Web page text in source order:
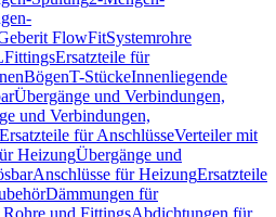
FlowFitSystemrohre
FittingsErsatzteile für
BögenT-StückeInnenliegende
Übergänge und Verbindungen,
und Verbindungen,
Ersatzteile für AnschlüsseVerteiler mit
HeizungÜbergänge und
Anschlüsse für HeizungErsatzteile
Dämmungen für
und FittingsAbdichtungen für